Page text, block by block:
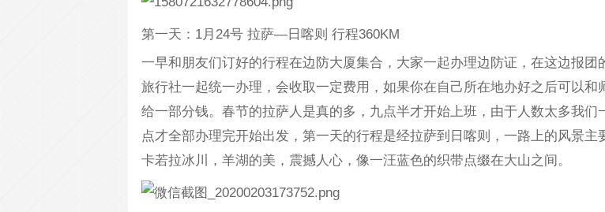
第一天：1月24号 拉萨—日喀则 行程360KM
一早和朋友们订好的行程在边防大厦集合，大家一起办理边防证，在这边报团
旅行社一起统一办理，会收取一定费用，如果你在自己所在地办好之后可以和
给一部分钱。春节的拉萨人是真的多，九点半才开始上班，由于人数太多我们
点才全部办理完开始出发，第一天的行程是经拉萨到日喀则，一路上的风景主
卡若拉冰川，羊湖的美，震撼人心，像一汪蓝色的织带点缀在大山之间。